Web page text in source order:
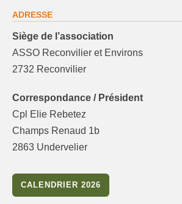
ADRESSE
Siège de l’association
ASSO Reconvilier et Environs
2732 Reconvilier
Correspondance / Président
Cpl Elie Rebetez
Champs Renaud 1b
2863 Undervelier
CALENDRIER 2026